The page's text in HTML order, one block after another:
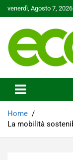
to
venerdì, Agosto 7, 2026
Ecoo.it
Home
La mobilità